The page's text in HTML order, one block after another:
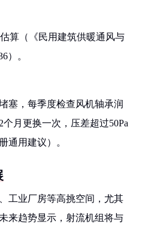
算（《民用建筑供暖通风与
）。
塞，每季度检查风机轴承润
月更换一次，压差超过50Pa
通用建议）。
工业厂房等高挑空间，尤其
来趋势显示，射流机组将与